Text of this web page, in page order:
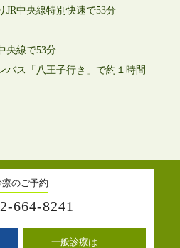
JR中央線特別快速で53分
央線で53分
バス「八王子行き」で約１時間
療のご予約
664-8241
一般診療は